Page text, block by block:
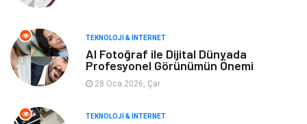
Tarım & Hayvancılık Moda
TEKNOLOJI & İNTERNET
AI Fotoğraf ile Dijital Dünyada
Profesyonel Görünümün Önemi
28 Oca 2026, Çar
TEKNOLOJI & İNTERNET